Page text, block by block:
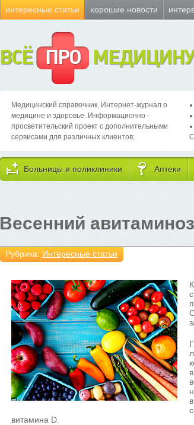
интересные статьи хорошие новости
ВСЁ ПРО МЕДИЦИНУ
Медицинский справочник, Интернет-журнал о
медицине и здоровье. Информационно -
просветительский проект с дополнительными
сервисами для различных клиентов:
Больницы и поликлиники Аптеки
Весенний авитаминоз
Рубрика: Интересные статьи
витамина D.